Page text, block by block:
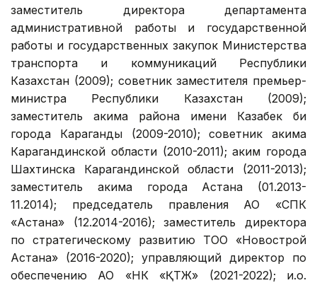
заместитель директора департамента
административной работы и государственной
работы и государственных закупок Министерства
транспорта и коммуникаций Республики
Казахстан (2009); советник заместителя премьер-
министра Республики Казахстан (2009);
заместитель акима района имени Казабек би
города Караганды (2009-2010); советник акима
Карагандинской области (2010-2011); аким города
Шахтинска Карагандинской области (2011-2013);
заместитель акима города Астана (01.2013-
11.2014); председатель правления АО «СПК
«Астана» (12.2014-2016); заместитель директора
по стратегическому развитию ТОО «Новострой
Астана» (2016-2020); управляющий директор по
обеспечению АО «НК «ҚТЖ» (2021-2022); и.о.